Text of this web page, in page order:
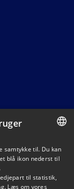
DANISH
ENGLISH
samtykke til. Du kan
blå ikon nederst til
til statistik,
Læs om vores